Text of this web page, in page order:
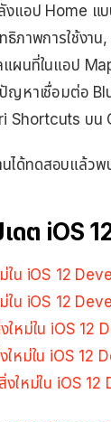
แอป Home แบ
ธิภาพการใช้งา
ผนที่ในแอป
ปัญหาเชื่อมต่อ
Shortcuts บน
ได้ทดสอบแล้วพ
ดต iOS
ใน iOS 12
ใน iOS 12
ใหม่ใน iOS 12
ใหม่ใน iOS 12
งใหม่ใน iOS 12